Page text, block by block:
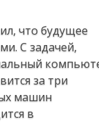
что будущее
С задачей,
за три
машин
в